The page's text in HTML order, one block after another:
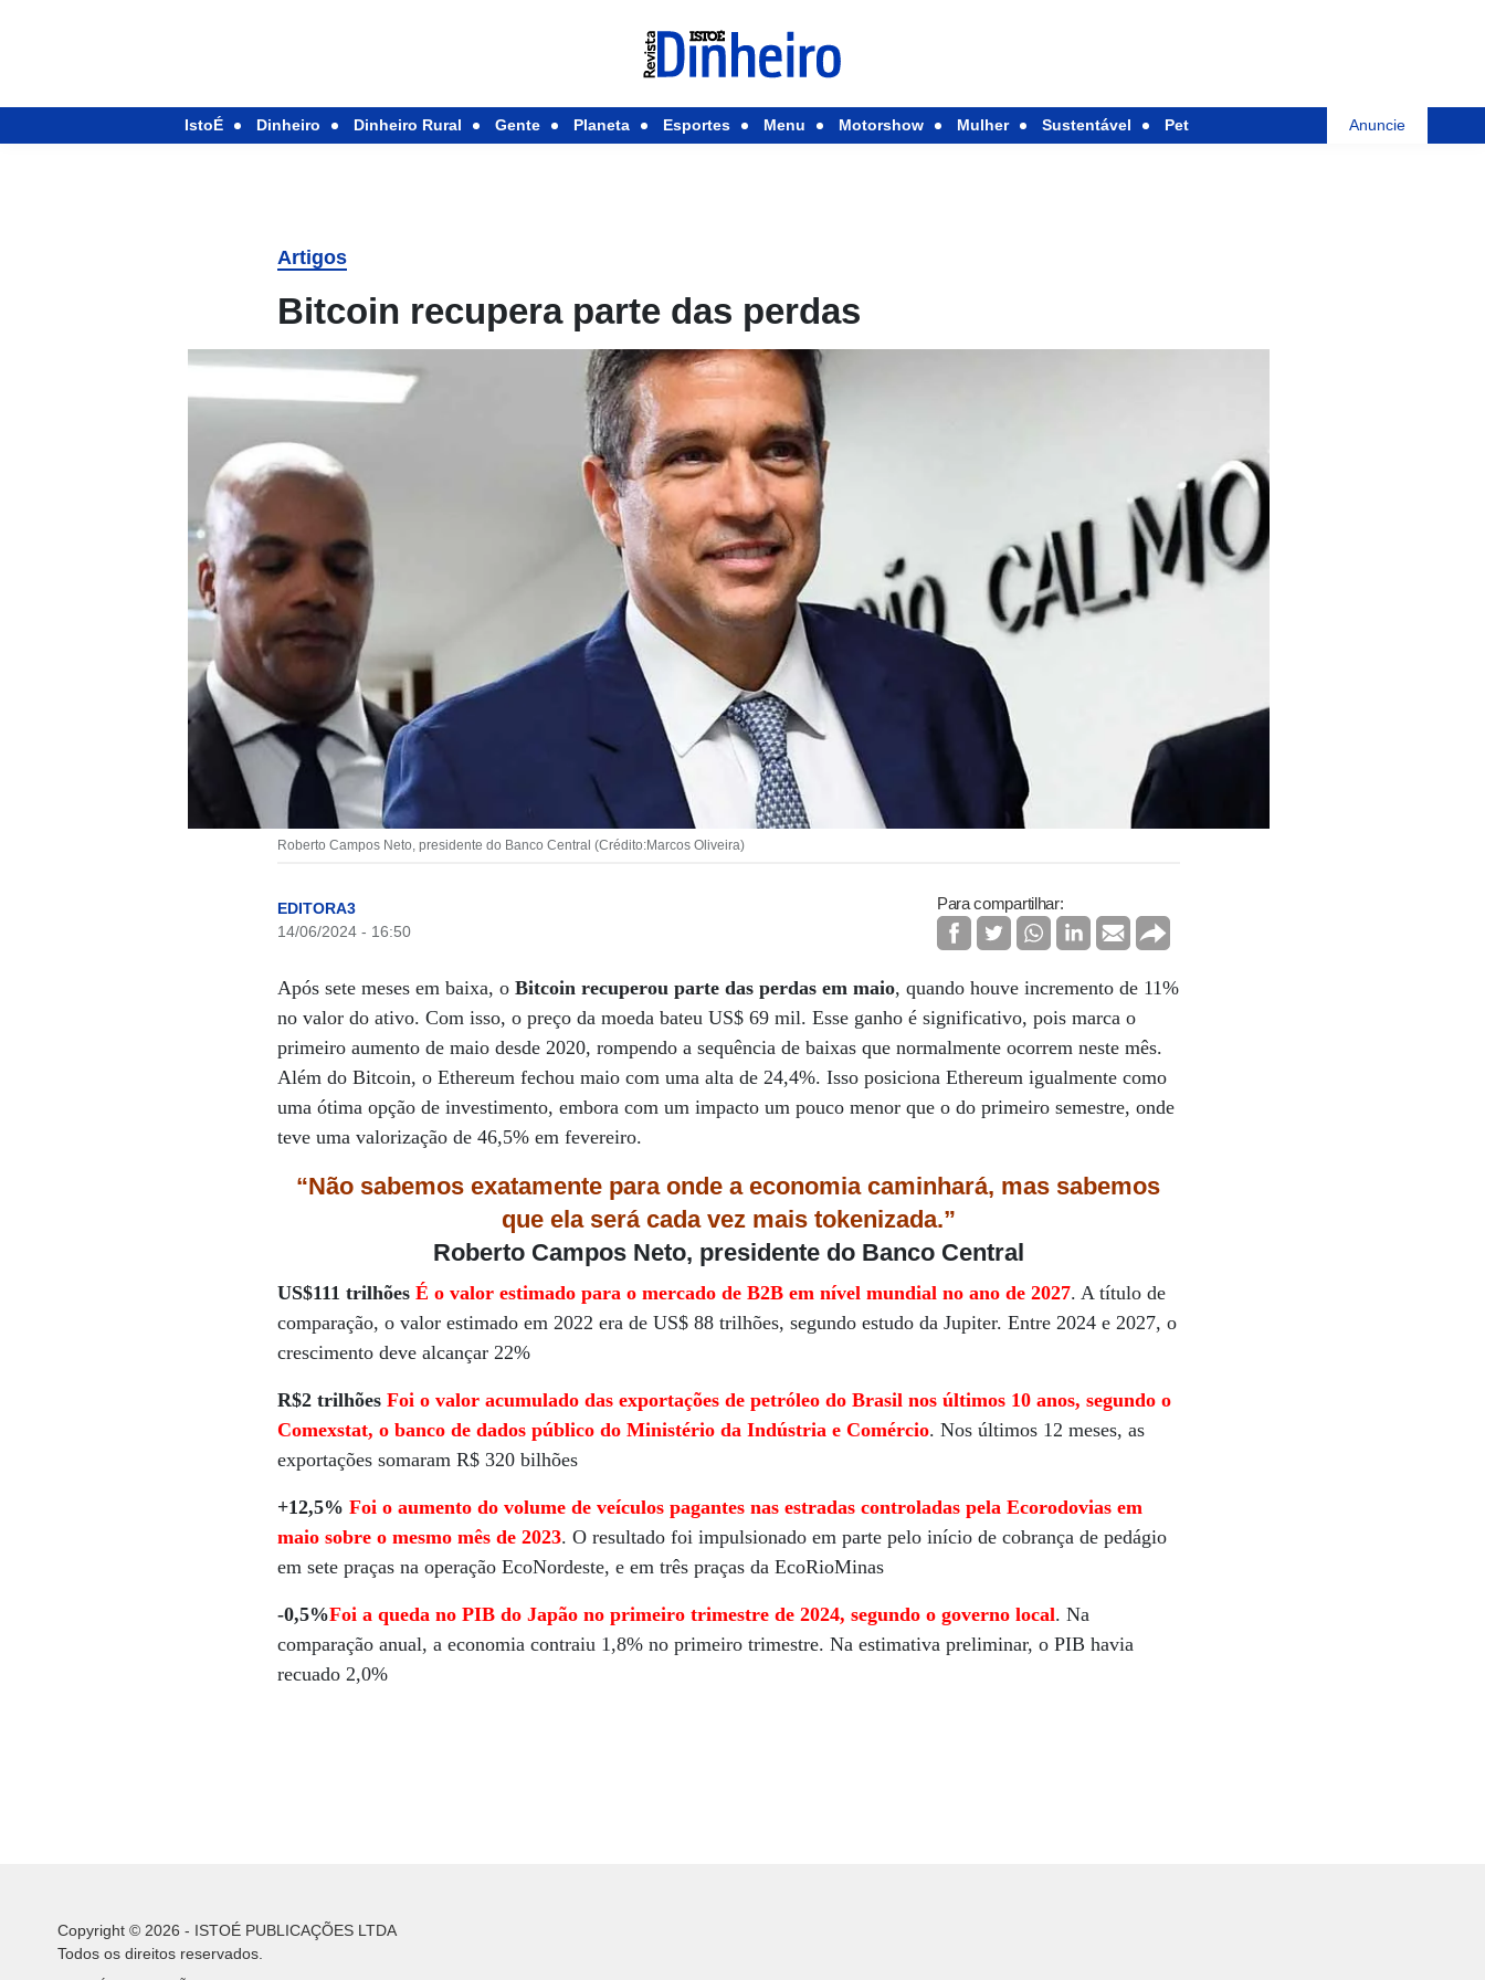
IstoÉ Dinheiro Dinheiro Rural Gente Planeta Esportes Menu Motorshow Mulher Sustentável Pet Anuncie
Artigos
Bitcoin recupera parte das perdas
Roberto Campos Neto, presidente do Banco Central (Crédito:Marcos Oliveira)
EDITORA3
14/06/2024 - 16:50
Para compartilhar:
Após sete meses em baixa, oBitcoin recuperou parte das perdas em maio, quando houve incremento de 11%
no valor do ativo. Com isso, o preço da moeda bateu US$ 69 mil. Esse ganho é significativo, pois marca o
primeiro aumento de maio desde 2020, rompendo a sequência de baixas que normalmente ocorrem neste mês.
Além do Bitcoin, o Ethereum fechou maio com uma alta de 24,4%. Isso posiciona Ethereum igualmente como
uma ótima opção de investimento, embora com um impacto um pouco menor que o do primeiro semestre, onde
teve uma valorização de 46,5% em fevereiro.
“Não sabemos exatamente para onde a economia caminhará, mas sabemos
que ela será cada vez mais tokenizada.”
Roberto Campos Neto, presidente do Banco Central
US$111 trilhõesÉ o valor estimado para o mercado de B2B em nível mundial no ano de 2027. A título de
comparação, o valor estimado em 2022 era de US$ 88 trilhões, segundo estudo da Jupiter. Entre 2024 e 2027, o
crescimento deve alcançar 22%
R$2 trilhões Foi o valor acumulado das exportações de petróleo do Brasil nos últimos 10 anos, segundo o
Comexstat, o banco de dados público do Ministério da Indústria e Comércio. Nos últimos 12 meses, as
exportações somaram R$ 320 bilhões
+12,5%Foi o aumento do volume de veículos pagantes nas estradas controladas pela Ecorodovias em
maio sobre o mesmo mês de 2023. O resultado foi impulsionado em parte pelo início de cobrança de pedágio
em sete praças na operação EcoNordeste, e em três praças da EcoRioMinas
-0,5%Foi a queda no PIB do Japão no primeiro trimestre de 2024, segundo o governo local. Na
comparação anual, a economia contraiu 1,8% no primeiro trimestre. Na estimativa preliminar, o PIB havia
recuado 2,0%
Copyright © 2026 - ISTOÉ PUBLICAÇÕES LTDA
Todos os direitos reservados.